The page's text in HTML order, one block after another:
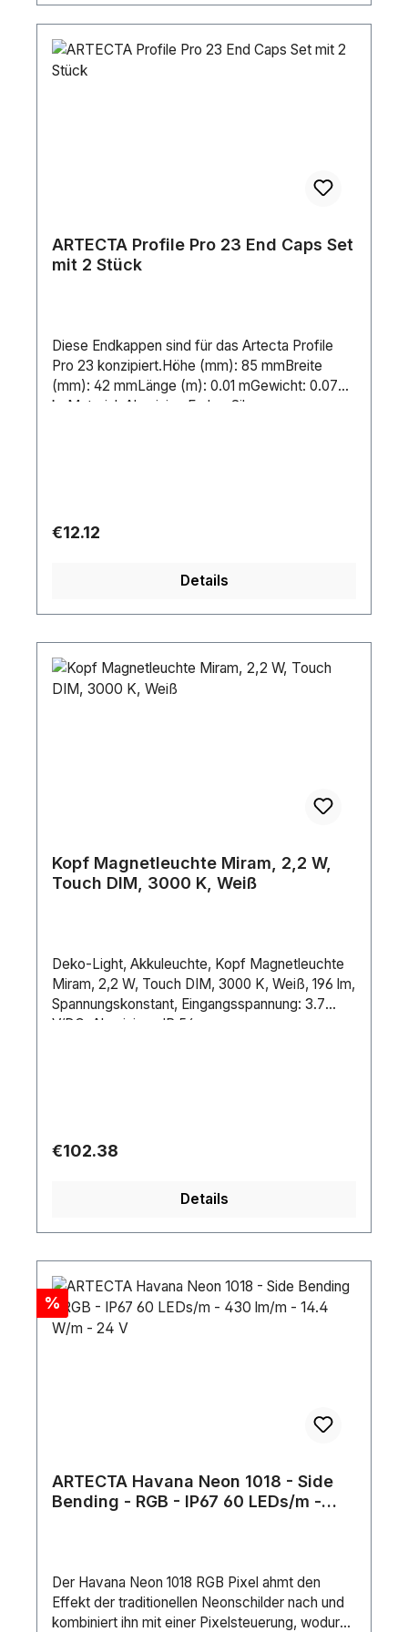
ARTECTA Profile Pro 23 End Caps Set
mit 2 Stück
Diese Endkappen sind für das Artecta Profile
Pro 23 konzipiert.Höhe (mm): 85 mmBreite
(mm): 42 mmLänge (m): 0.01 mGewicht: 0.077
kgMaterial: AluminiumFarbe: Silver
Regular price:
€12.12
Details
Kopf Magnetleuchte Miram, 2,2 W,
Touch DIM, 3000 K, Weiß
Deko-Light, Akkuleuchte, Kopf Magnetleuchte
Miram, 2,2 W, Touch DIM, 3000 K, Weiß, 196 lm,
Spannungskonstant, Eingangsspannung: 3.7
V/DC, Aluminium, IP 54
Regular price:
€102.38
Details
Discount
%
ARTECTA Havana Neon 1018 - Side
Bending - RGB - IP67 60 LEDs/m -
Der Havana Neon 1018 RGB Pixel ahmt den
Effekt der traditionellen Neonschilder nach und
kombiniert ihn mit einer Pixelsteuerung, wodurch